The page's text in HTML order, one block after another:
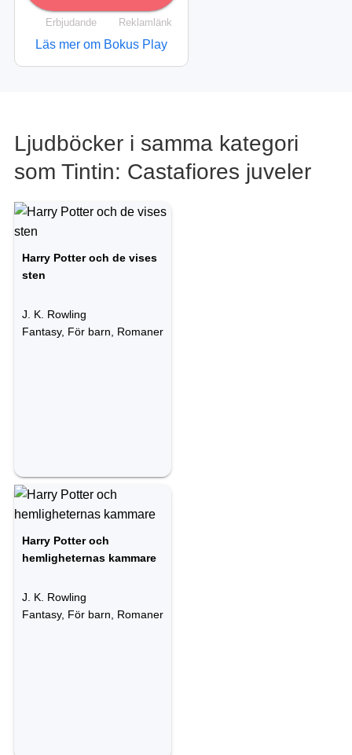
Erbjudande Reklamlänk
Läs mer om Bokus Play
Ljudböcker i samma kategori
som Tintin: Castafiores juveler
Harry Potter och de vises
sten
J. K. Rowling
Fantasy, För barn, Romaner
Harry Potter och
hemligheternas kammare
J. K. Rowling
Fantasy, För barn, Romaner